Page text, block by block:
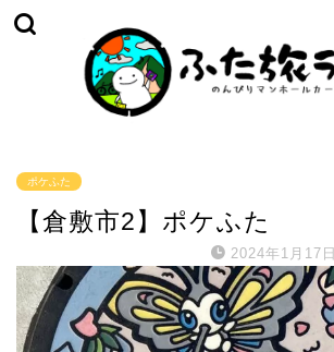
ポケふた
【倉敷市2】ポケふた
2024年1月17日